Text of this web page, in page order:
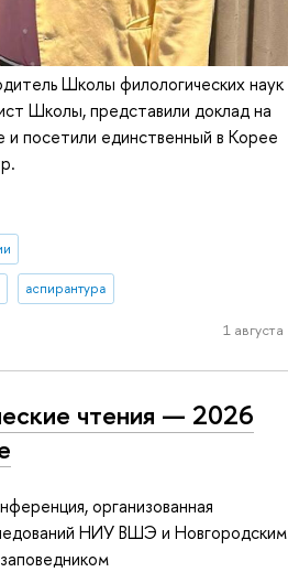
Школы филологических наук
Школы, представили доклад на
посетили единственный в Корее
аспирантура
1 августа
чтения — 2026
организованная
НИУ ВШЭ и Новгородским